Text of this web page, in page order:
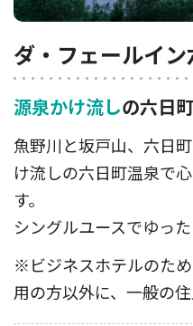
ダ・フェールイ
源泉かけ流しの六日
魚野川と坂戸山、六日
け流しの六日町温泉で
す。
シングルユースでゆっ
※ビジネスホテルのた
用の方以外に、一般の